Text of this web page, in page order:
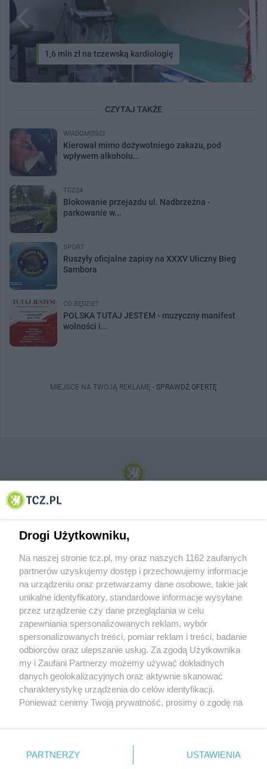
1,6 mln zł na tczewską kardiologię
CZYTAJ TAKŻE
WIADOMOŚCI
Kierował mimo dożywotniego zakazu, pod
wpływem alkoholu...
TCZ24
Blokowanie przejazdu ul. Nadbrzeżna -
parkowanie w...
SPORT
Ruszyły oficjalne zapisy na XXXV Uliczny Bieg
Sambora
CO BĘDZIE?
POLSKA TUTAJ JESTEM - muzyczny manifest
wolności i...
MIEJSCE NA TWOJĄ REKLAMĘ - SPRAWDŹ OFERTĘ
© 2001-2026 Tczew - TCZ.PL Sp. z o.o. Internetowy Serwis Informacyjny Miasta
O FIRMIE POLITYKA PRYWATNOŚCI HOSTING
REKLAMA WSPÓŁPRACA RSS FACEBOOK KONTAKT
Nasze serwisy
Aktualności
Tcz24
Historia miasta
Muzyka i kultura
Archiwum wydarzeń
Zdjęcia miasta
Drogi Użytkowniku,
Na naszej stronie tcz.pl, my oraz naszych 1162 zaufanych
partnerów uzyskujemy dostęp i przechowujemy informacje
na urządzeniu oraz przetwarzamy dane osobowe, takie jak
unikalne identyfikatory, standardowe informacje wysyłane
przez urządzenie czy dane przeglądania w celu
zapewniania spersonalizowanych reklam, wybór
spersonalizowanych treści, pomiar reklam i treści, badanie
odbiorców oraz ulepszanie usług. Za zgodą Użytkownika
my i Zaufani Partnerzy możemy używać dokładnych
danych geolokalizacyjnych oraz aktywnie skanować
charakterystykę urządzenia do celów identyfikacji.
Ponieważ cenimy Twoją prywatność, prosimy o zgodę na
znajdujący się w lewym dolnym rogu strony
. Niektóre
PARTNERZY USTAWIENIA